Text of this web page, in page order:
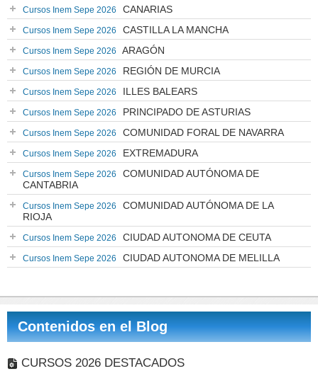
Cursos Inem Sepe 2026 CANARIAS
Cursos Inem Sepe 2026 CASTILLA LA MANCHA
Cursos Inem Sepe 2026 ARAGÓN
Cursos Inem Sepe 2026 REGIÓN DE MURCIA
Cursos Inem Sepe 2026 ILLES BALEARS
Cursos Inem Sepe 2026 PRINCIPADO DE ASTURIAS
Cursos Inem Sepe 2026 COMUNIDAD FORAL DE NAVARRA
Cursos Inem Sepe 2026 EXTREMADURA
Cursos Inem Sepe 2026
COMUNIDAD AUTÓNOMA DE
CANTABRIA
Cursos Inem Sepe 2026
COMUNIDAD AUTÓNOMA DE LA
RIOJA
Cursos Inem Sepe 2026 CIUDAD AUTONOMA DE CEUTA
Cursos Inem Sepe 2026 CIUDAD AUTONOMA DE MELILLA
Contenidos en el Blog
CURSOS 2026 DESTACADOS